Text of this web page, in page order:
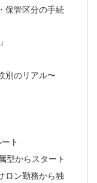
保管区分の手続
別のリアル〜
ト
型からスタート
ロン勤務から独